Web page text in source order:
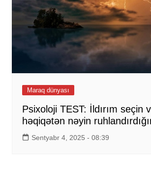
Maraq dünyası
Psixoloji TEST: İldırım seçin
həqiqətən nəyin
Sentyabr 4, 2025 - 08:39